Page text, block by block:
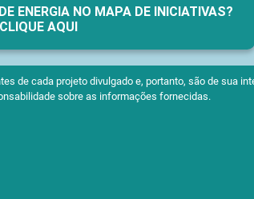
ENERGIA NO MAPA DE INICIATIVAS?
AQUI
de cada projeto divulgado e, portanto, são de sua
sobre as informações fornecidas.